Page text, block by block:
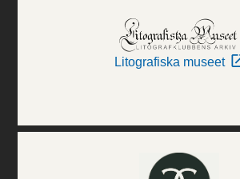
Litografiska museet